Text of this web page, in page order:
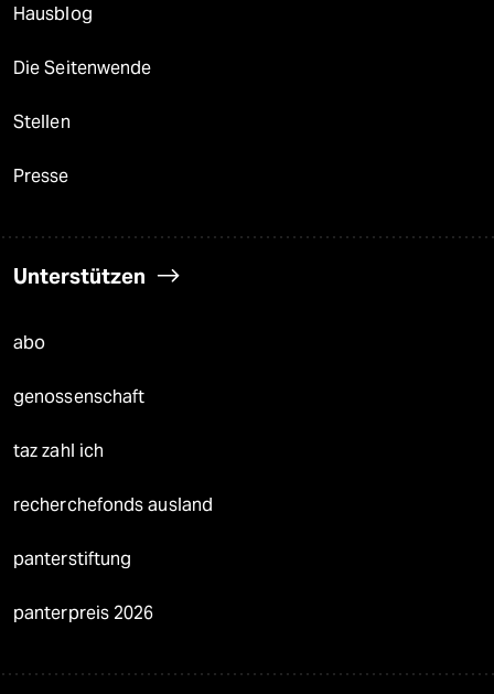
Hausblog
Die Seitenwende
Stellen
Presse
Unterstützen
abo
genossenschaft
taz zahl ich
recherchefonds ausland
panterstiftung
panterpreis 2026